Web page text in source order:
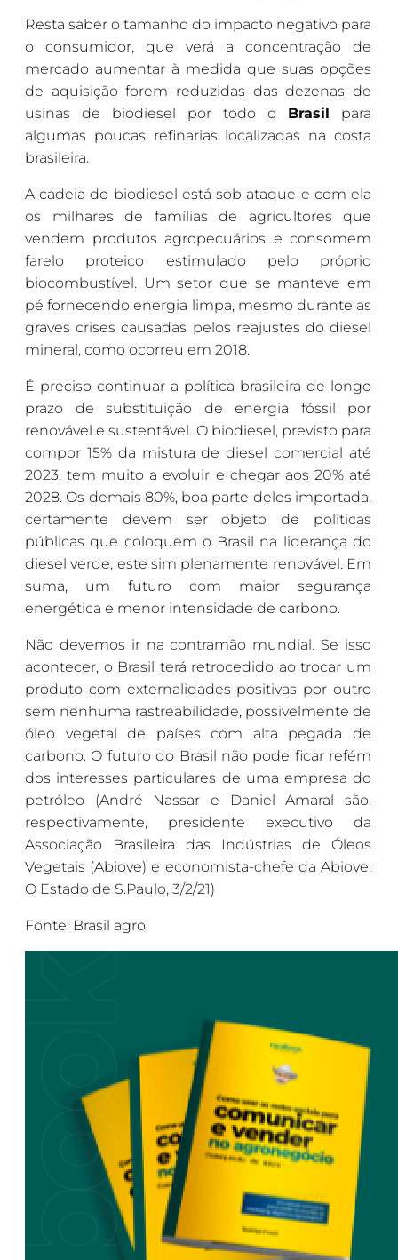
Resta saber o tamanho do impacto negativo para
o consumidor, que verá a concentração de
mercado aumentar à medida que suas opções
de aquisição forem reduzidas das dezenas de
usinas de biodiesel por todo o Brasil
para
algumas poucas refinarias localizadas na costa
brasileira.
A cadeia do biodiesel está sob ataque e com ela
os milhares de famílias de agricultores que
vendem produtos agropecuários e consomem
farelo proteico estimulado pelo próprio
biocombustível. Um setor que se manteve em
pé fornecendo energia limpa, mesmo durante as
graves crises causadas pelos reajustes do diesel
mineral, como ocorreu em 2018.
É preciso continuar a política brasileira de longo
prazo de substituição de energia fóssil por
renovável e sustentável. O biodiesel, previsto para
compor 15% da mistura de diesel comercial até
2023, tem muito a evoluir e chegar aos 20% até
2028. Os demais 80%, boa parte deles importada,
certamente devem ser objeto de políticas
públicas que coloquem o Brasil na liderança do
diesel verde, este sim plenamente renovável. Em
suma, um futuro com maior segurança
energética e menor intensidade de carbono.
Não devemos ir na contramão mundial. Se isso
acontecer, o Brasil terá retrocedido ao trocar um
produto com externalidades positivas por outro
sem nenhuma rastreabilidade, possivelmente de
óleo vegetal de países com alta pegada de
carbono. O futuro do Brasil não pode ficar refém
dos interesses particulares de uma empresa do
petróleo (André Nassar e Daniel Amaral são,
respectivamente, presidente executivo da
Associação Brasileira das Indústrias de Óleos
Vegetais (Abiove) e economista-chefe da Abiove;
O Estado de S.Paulo, 3/2/21)
Fonte: Brasil agro